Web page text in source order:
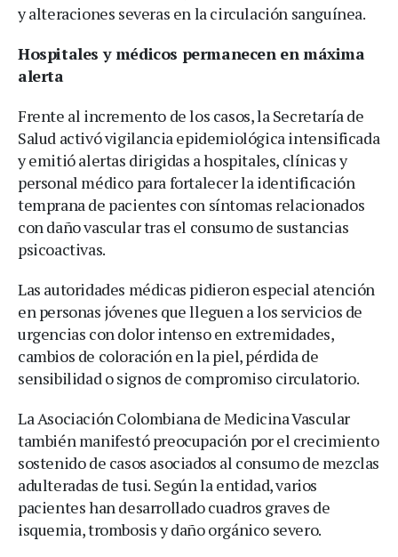
y alteraciones severas en la circulación sanguínea.
Hospitales y médicos permanecen en máxima
alerta
Frente al incremento de los casos, la Secretaría de
Salud activó vigilancia epidemiológica intensificada
y emitió alertas dirigidas a hospitales, clínicas y
personal médico para fortalecer la identificación
temprana de pacientes con síntomas relacionados
con daño vascular tras el consumo de sustancias
psicoactivas.
Las autoridades médicas pidieron especial atención
en personas jóvenes que lleguen a los servicios de
urgencias con dolor intenso en extremidades,
cambios de coloración en la piel, pérdida de
sensibilidad o signos de compromiso circulatorio.
La Asociación Colombiana de Medicina Vascular
también manifestó preocupación por el crecimiento
sostenido de casos asociados al consumo de mezclas
adulteradas de tusi. Según la entidad, varios
pacientes han desarrollado cuadros graves de
isquemia, trombosis y daño orgánico severo.